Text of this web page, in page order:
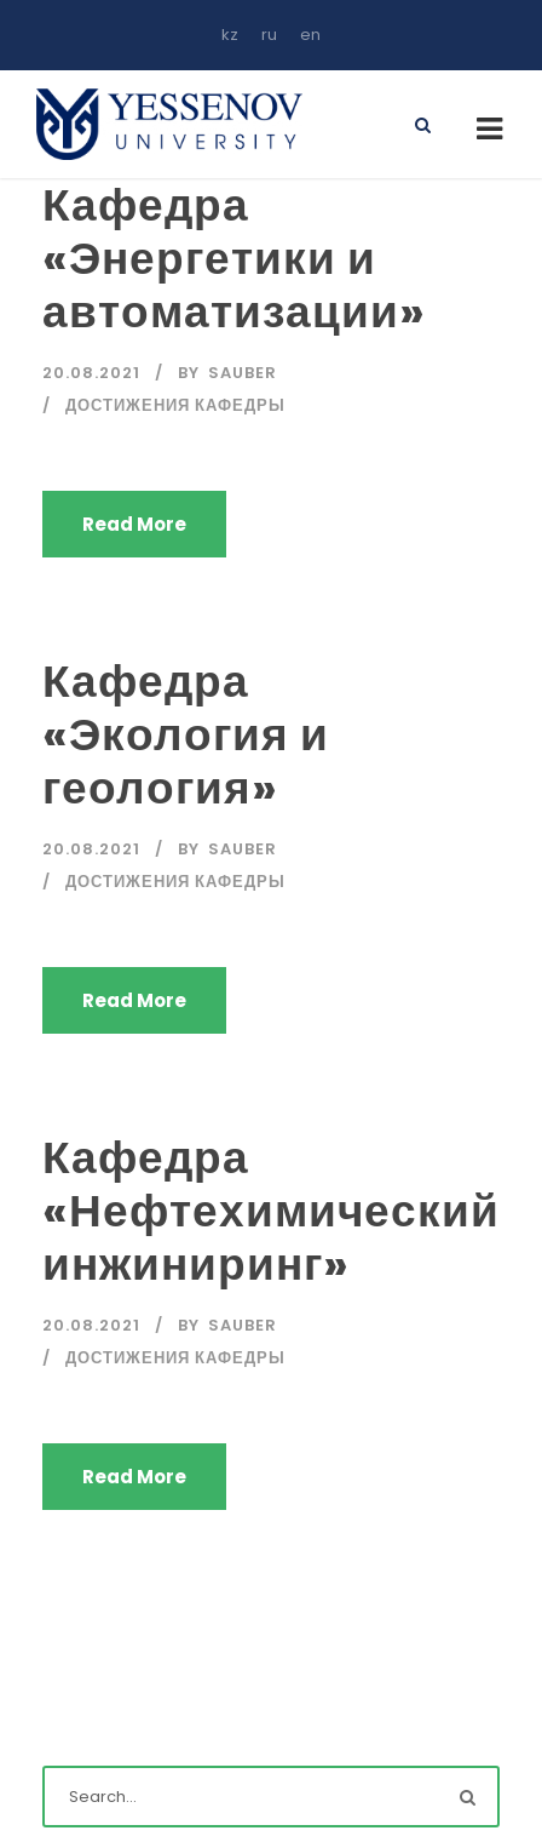
kz ru en
Кафедра
«Энергетики и
автоматизации»
20.08.2021 BY SAUBER
ДОСТИЖЕНИЯ КАФЕДРЫ
Read More
Кафедра
«Экология и
геология»
20.08.2021 BY SAUBER
ДОСТИЖЕНИЯ КАФЕДРЫ
Read More
Кафедра
«Нефтехимический
инжиниринг»
20.08.2021 BY SAUBER
ДОСТИЖЕНИЯ КАФЕДРЫ
Read More